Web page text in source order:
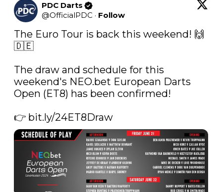
PDC Darts
@OfficialPDC · Follow
The Euro Tour is back this weekend! 🙌
🇩🇪
The draw and schedule for this
weekend's NEO.bet European Darts
Open (ET8) has been confirmed!
👉 bit.ly/24ET8Draw